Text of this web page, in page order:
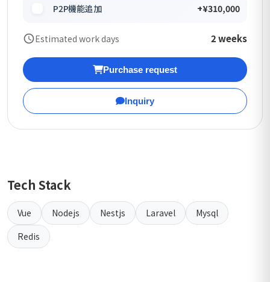
P2P機能追加 +¥310,000
Estimated work days 2 weeks
Purchase request
Inquiry
Tech Stack
Vue Nodejs Nestjs Laravel
Mysql
Redis